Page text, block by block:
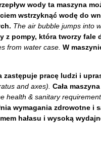
wody ta maszyna
wstrzyknąć wodę do
The air bubble jumps into
z pompy, która tworzy fale
from water case. W
zastępuje pracę ludzi i
and axes). Cała
health & sanitary
wymagania zdrowotne i
hałasu i wysoką